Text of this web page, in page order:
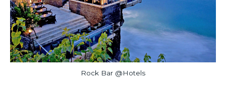
Rock Bar @Hotels